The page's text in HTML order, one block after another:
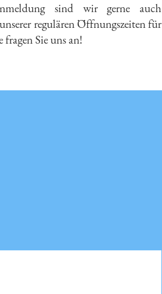
sind wir gerne auch
regulären Öffnungszeiten für
fragen Sie uns an!